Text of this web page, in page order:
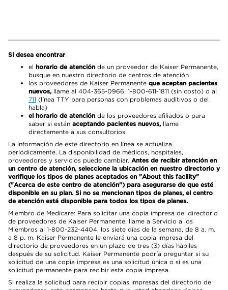
Si desea encontrar:
el horario de atención de un proveedor de Kaiser Permanente,
busque en nuestro directorio de centros de atención
los proveedores de Kaiser Permanente que aceptan pacientes
nuevos, llame al 404-365-0966, 1-800-611-1811 (sin costo) o al
711 (línea TTY para personas con problemas auditivos o del
habla)
el horario de atención de los proveedores afiliados o para
saber si están aceptando pacientes nuevos, llame
directamente a sus consultorios
La información de este directorio en línea se actualiza
periódicamente. La disponibilidad de médicos, hospitales,
proveedores y servicios puede cambiar. Antes de recibir atención en
un centro de atención, seleccione la ubicación en nuestro directorio y
verifique los tipos de planes aceptados en "About this facility"
("Acerca de este centro de atención") para asegurarse de que esté
disponible en su plan. Si no se mencionan tipos de planes, el centro
de atención está disponible para todos los tipos de planes.
Miembro de Medicare: Para solicitar una copia impresa del directorio
de proveedores de Kaiser Permanente, llame a Servicio a los
Miembros al 1-800-232-4404, los siete días de la semana, de 8 a. m.
a 8 p. m. Kaiser Permanente le enviará una copia impresa del
directorio de proveedores en un plazo de tres (3) días hábiles
después de su solicitud. Kaiser Permanente podría preguntar si su
solicitud de una copia impresa es una solicitud única o si es una
solicitud permanente para recibir esta copia impresa.
Si realiza la solicitud para recibir copias impresas del directorio de